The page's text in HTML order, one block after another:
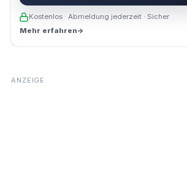
Kostenlos · Abmeldung jederzeit · Sicher
Mehr erfahren→